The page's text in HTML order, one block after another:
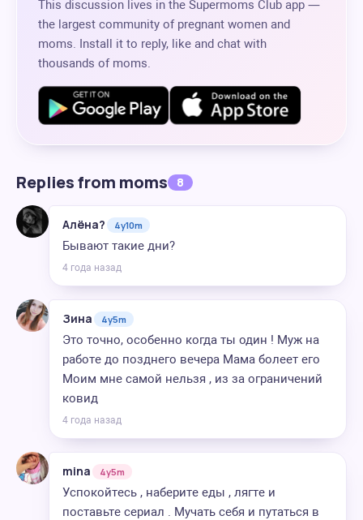
This discussion lives in the Supermoms Club app —
the largest community of pregnant women and
moms. Install it to reply, like and chat with
thousands of moms.
Replies from moms 8
Алёна? 4y10m
Бывают такие дни?
4 года назад
Зина 4y5m
Это точно, особенно когда ты один ! Муж на
работе до позднего вечера Мама болеет его
Моим мне самой нельзя , из за ограничений
ковид
4 года назад
mina 4y5m
Успокойтесь , наберите еды , лягте и
поставьте сериал . Мучать себя и путаться в